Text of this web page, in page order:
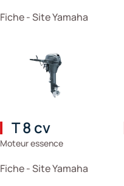
Fiche - Site Yamaha
T 8 cv
Moteur essence
Fiche - Site Yamaha